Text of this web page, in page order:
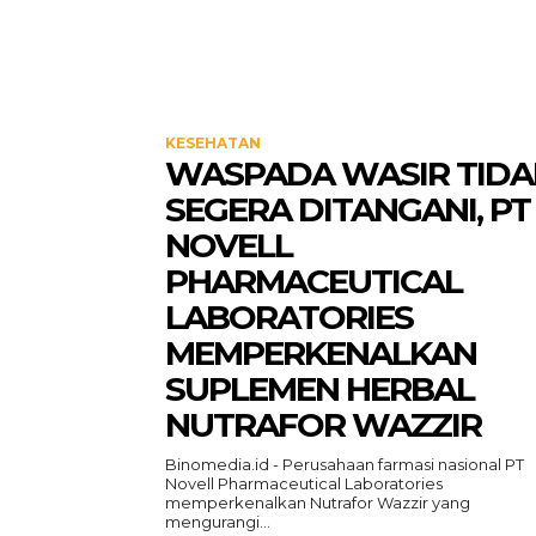
KESEHATAN
WASPADA WASIR
SEGERA DITANGANI, PT
NOVELL
PHARMACEUTICAL
LABORATORIES
MEMPERKENALKAN
SUPLEMEN HERBAL
NUTRAFOR WAZZIR
Binomedia.id - Perusahaan farmasi nasional PT
Novell Pharmaceutical Laboratories
memperkenalkan Nutrafor Wazzir yang
mengurangi...